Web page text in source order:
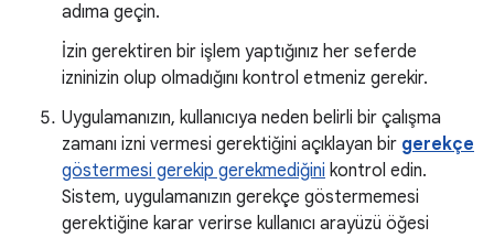
adıma geçin.
İzin gerektiren bir işlem yaptığınız her seferde
izninizin olup olmadığını kontrol etmeniz gerekir.
Uygulamanızın, kullanıcıya neden belirli bir çalışma
zamanı izni vermesi gerektiğini açıklayan bir gerekçe
göstermesi gerekip gerekmediğini kontrol edin.
Sistem, uygulamanızın gerekçe göstermemesi
gerektiğine karar verirse kullanıcı arayüzü öğesi